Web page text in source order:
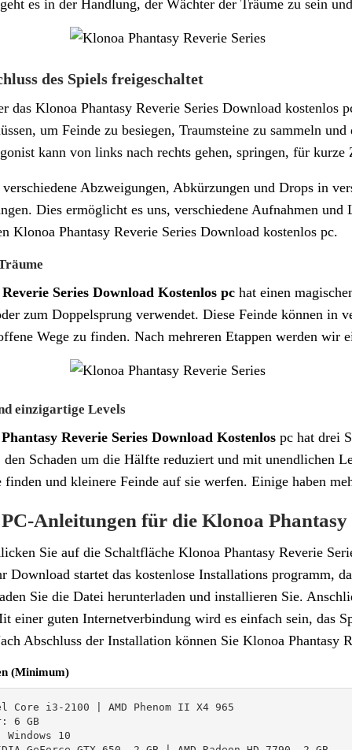
es in der Handlung, der Wächter der Träume zu sein
des Spiels freigeschaltet
das Klonoa Phantasy Reverie Series Download
um Feinde zu besiegen, Traumsteine zu sammeln
kann von links nach rechts gehen, springen, für kurze
verschiedene Abzweigungen, Abkürzungen und Drops in
Dies ermöglicht es uns, verschiedene Aufnahmen
Klonoa Phantasy Reverie Series Download kostenlos pc.
Series Download Kostenlos pc hat einen
zum Doppelsprung verwendet. Diese Feinde können in
Wege zu finden. Nach mehreren Etappen werden wir
einzigartige Levels
Reverie Series Download Kostenlos pc hat drei
den Schaden um die Hälfte reduziert und mit unendlichen
finden und kleinere Feinde auf sie werfen. Einige haben
PC-Anleitungen für die Klonoa
Sie auf die Schaltfläche Klonoa Phantasy Reverie
Download startet das kostenlose Installations programm,
Sie die Datei herunterladen und installieren Sie.
einer guten Internetverbindung wird es einfach sein, das
Abschluss der Installation können Sie Klonoa Phantasy
(Minimum)
Core i3-2100 | AMD Phenom II X4 965
6 GB
10